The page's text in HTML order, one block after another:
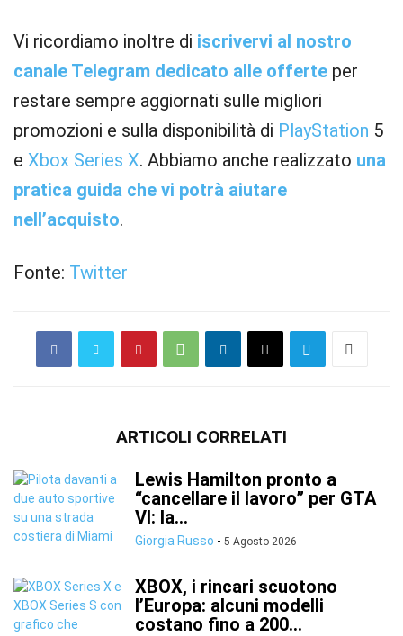
Vi ricordiamo inoltre di iscrivervi al nostro
canale Telegram dedicato alle offerte per
restare sempre aggiornati sulle migliori
promozioni e sulla disponibilità di PlayStation 5
e Xbox Series X. Abbiamo anche realizzato una
pratica guida che vi potrà aiutare
nell’acquisto.
Fonte: Twitter
ARTICOLI CORRELATI
Lewis Hamilton pronto a
“cancellare il lavoro” per GTA
VI: la...
Giorgia Russo - 5 Agosto 2026
XBOX, i rincari scuotono
l’Europa: alcuni modelli
costano fino a 200...